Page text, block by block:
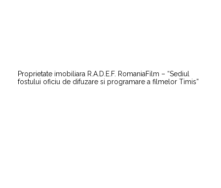
Proprietate imobiliara R.A.D.E.F. RomaniaFilm – “Sediul
fostului oficiu de difuzare si programare a filmelor Timis”